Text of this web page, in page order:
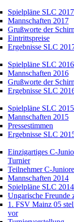
Spielpläne SLC 2017
Mannschaften 2017
Grußworte der
Eintrittspreise
Ergebnisse SLC
Spielpläne SLC 2016
Mannschaften 2016
Grußworte der
Ergebnisse SLC
Spielpläne SLC 2015
Mannschaften 2015
Pressestimmen
Ergebnisse SLC
Einzigartiges C-
Turnier
Teilnehmer C-
Mannschaften 2014
Spielpläne SLC 2014
Ungarische Freunde
1. FSV Mainz 05
vor